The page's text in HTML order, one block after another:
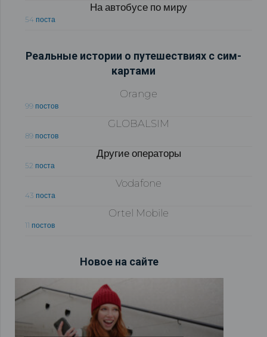
На автобусе по миру
54 поста
Реальные истории о путешествиях с сим-
картами
Orange
99 постов
GLOBALSIM
89 постов
Другие операторы
52 поста
Vodafone
43 поста
Ortel Mobile
11 постов
Новое на сайте